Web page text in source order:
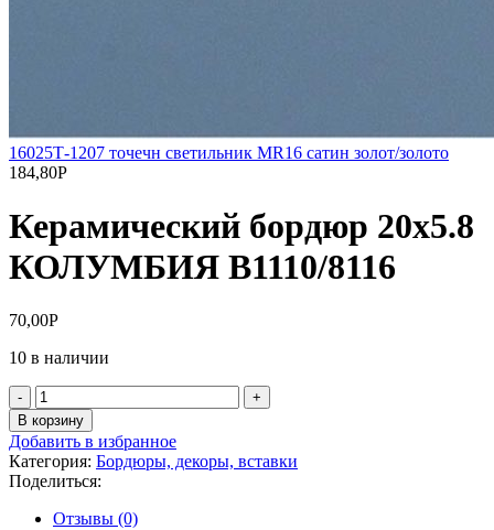
16025Т-1207 точечн светильник МR16 сатин золот/золото
184,80Р
Керамический бордюр 20х5.8
КОЛУМБИЯ В1110/8116
70,00Р
10 в наличии
Количество
товара
Керамический
бордюр
20х5.8
КОЛУМБИЯ
В1110/8116
В корзину
Добавить в избранное
Категория: Бордюры, декоры, вставки
Поделиться:
Отзывы (0)